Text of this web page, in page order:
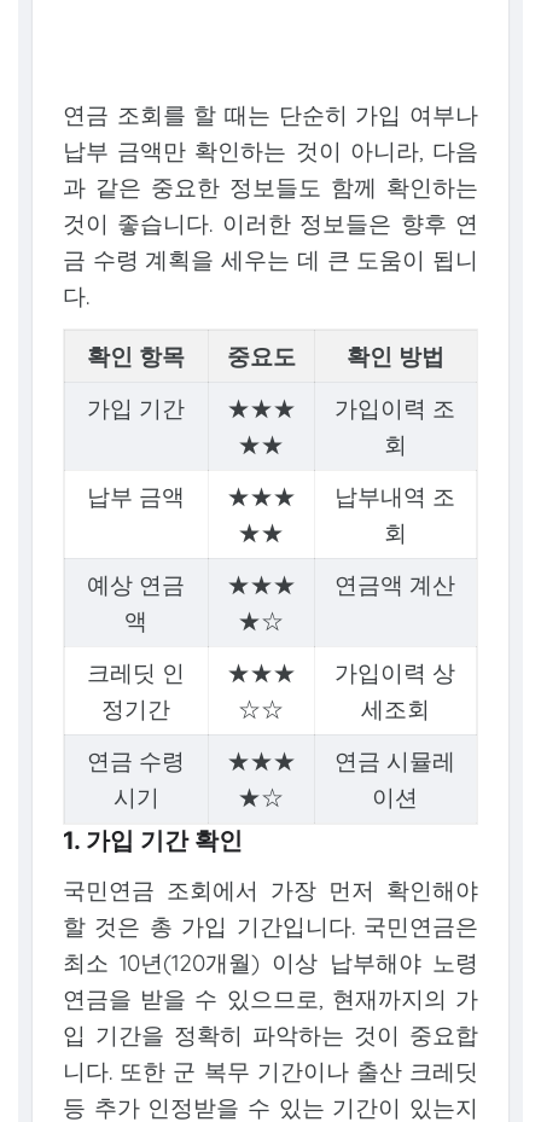
연금 조회를 할 때는 단순히 가입 여부나
납부 금액만 확인하는 것이 아니라, 다음
과 같은 중요한 정보들도 함께 확인하는
것이 좋습니다. 이러한 정보들은 향후 연
금 수령 계획을 세우는 데 큰 도움이 됩니
다.
확인 항목 중요도
확인 방법
가입 기간
★★★
★★
가입이력 조
회
납부 금액
★★★
★★
납부내역 조
회
예상 연금
액
★★★
★☆
연금액 계산
크레딧 인
정기간
★★★
☆☆
가입이력 상
세조회
연금 수령
시기
★★★
★☆
연금 시뮬레
이션
1. 가입 기간 확인
국민연금 조회에서 가장 먼저 확인해야
할 것은 총 가입 기간입니다. 국민연금은
최소 10년(120개월) 이상 납부해야 노령
연금을 받을 수 있으므로, 현재까지의 가
입 기간을 정확히 파악하는 것이 중요합
니다. 또한 군 복무 기간이나 출산 크레딧
등 추가 인정받을 수 있는 기간이 있는지